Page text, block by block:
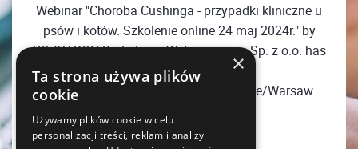
Webinar "Choroba Cushinga - przypadki kliniczne u
psów i kotów. Szkolenie online 24 maj 2024r." by
POZYTRON Radiologia Weterynaryjna Sp. z o.o. has
ended
Friday, May 24, 2024 08:00 PM Europe/Warsaw
×
Ta strona używa plików
cookie
Używamy plików cookie w celu
personalizacji treści, reklam i analizy